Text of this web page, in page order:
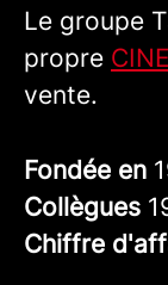
Le groupe
propre
vente.
Fondée en
Collègues
Chiffre